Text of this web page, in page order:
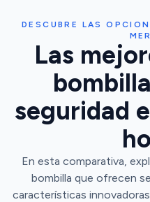
DESCUBRE LAS
Las
seguridad
En esta comparativa,
bombilla que ofrecen
características